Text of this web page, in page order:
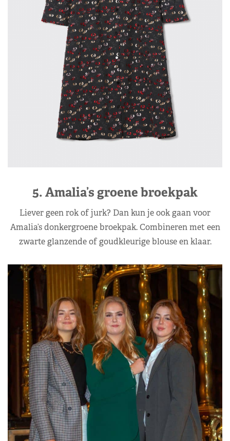
5. Amalia’s groene broekpak
Liever geen rok of jurk? Dan kun je ook gaan voor
Amalia’s donkergroene broekpak. Combineren met een
zwarte glanzende of goudkleurige blouse en klaar.